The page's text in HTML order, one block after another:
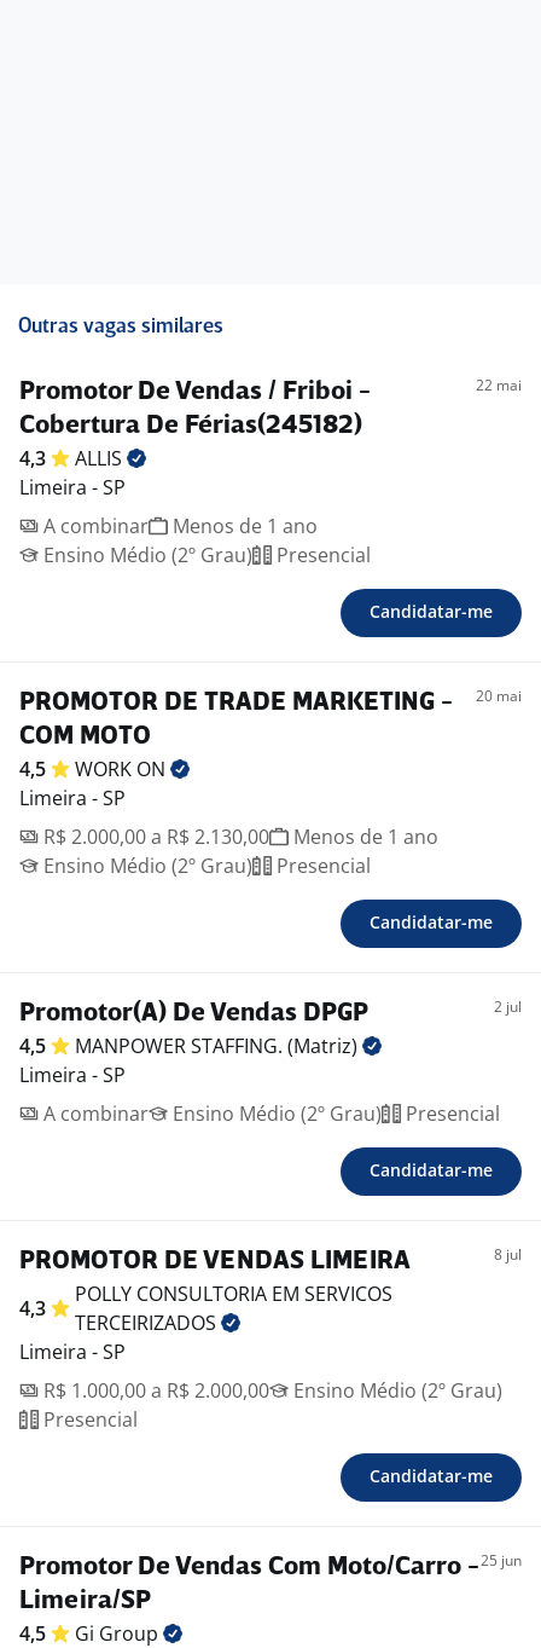
Outras vagas similares
Promotor De Vendas / Friboi -
Cobertura De Férias(245182)
22 mai
4,3
ALLIS
Limeira - SP
A combinar
Menos de 1 ano
Ensino Médio (2º Grau)
Presencial
Candidatar-me
PROMOTOR DE TRADE MARKETING -
COM MOTO
20 mai
4,5 WORK ON
Limeira - SP
R$ 2.000,00 a R$ 2.130,00
Menos de 1 ano
Ensino Médio (2º Grau)
Presencial
Candidatar-me
Promotor(A) De Vendas DPGP 2 jul
4,5 MANPOWER STAFFING. (Matriz)
Limeira - SP
A combinar
Ensino Médio (2º Grau) Presencial
Candidatar-me
PROMOTOR DE VENDAS LIMEIRA 8 jul
4,3
POLLY CONSULTORIA EM SERVICOS
TERCEIRIZADOS
Limeira - SP
R$ 1.000,00 a R$ 2.000,00
Ensino Médio (2º Grau)
Presencial
Candidatar-me
Promotor De Vendas Com Moto/Carro -
Limeira/SP
25 jun
4,5 Gi Group